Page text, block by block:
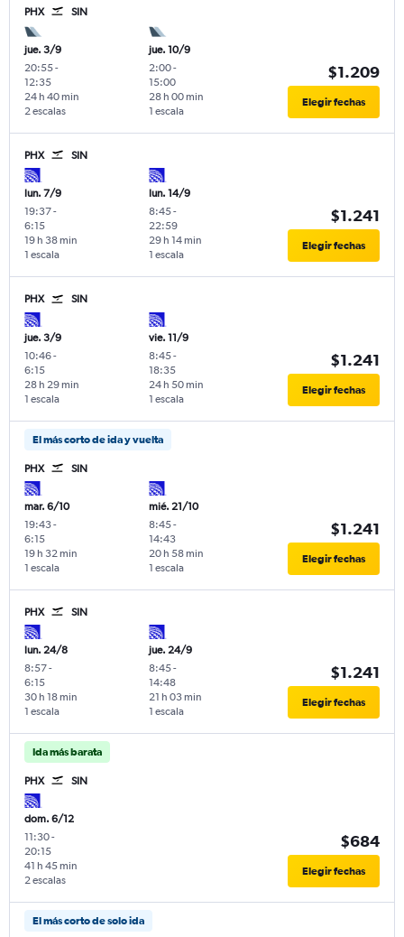
PHX SIN
jue. 3/9
20:55-
12:35
2 escalas
24 h 40 min
jue. 10/9
2:00-
15:00
1 escala
28 h 00 min
$1.209
Elegir fechas
PHX SIN
lun. 7/9
19:37-
6:15
1 escala
19 h 38 min
lun. 14/9
8:45-
22:59
1 escala
29 h 14 min
$1.241
Elegir fechas
PHX SIN
jue. 3/9
10:46-
6:15
1 escala
28 h 29 min
vie. 11/9
8:45-
18:35
1 escala
24 h 50 min
$1.241
Elegir fechas
El más corto de ida y vuelta
PHX SIN
mar. 6/10
19:43-
6:15
1 escala
19 h 32 min
mié. 21/10
8:45-
14:43
1 escala
20 h 58 min
$1.241
Elegir fechas
PHX SIN
lun. 24/8
8:57-
6:15
1 escala
30 h 18 min
jue. 24/9
8:45-
14:48
1 escala
21 h 03 min
$1.241
Elegir fechas
Ida más barata
PHX SIN
dom. 6/12
11:30-
20:15
2 escalas
41 h 45 min
$684
Elegir fechas
El más corto de solo ida